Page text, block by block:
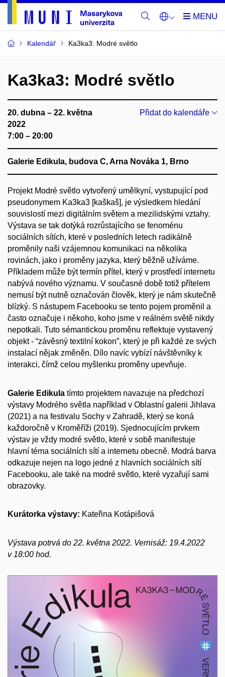
Kalendář Ka3ka3: Modré světlo
Ka3ka3: Modré světlo
20. dubna – 22. května
2022
7:00 – 20:00
Přidat do kalendáře
Galerie Edikula, budova C, Arna Nováka 1, Brno
Projekt Modré světlo vytvořený umělkyní, vystupující pod
pseudonymem Ka3ka3 [kaškaš], je výsledkem hledání
souvislostí mezi digitálním světem a mezilidskými vztahy.
Výstava se tak dotýká rozrůstajícího se fenoménu
sociálních sítích, které v posledních letech radikálně
proměnily naši vzájemnou komunikaci na několika
rovinách, jako i proměny jazyka, který běžně užíváme.
Příkladem může být termín přítel, který v prostředí internetu
nabývá nového významu. V současné době totiž přítelem
nemusí být nutně označován člověk, který je nám skutečně
blízký. S nástupem Facebooku se tento pojem proměnil a
často označuje i někoho, koho jsme v reálném světě nikdy
nepotkali. Tuto sémantickou proměnu reflektuje vystavený
objekt - “závěsný textilní kokon”, který je při každé ze svých
instalací nějak změněn. Dílo navíc vybízí návštěvníky k
interakci, čímž celou myšlenku proměny upevňuje.
Galerie Edikula tímto projektem navazuje na předchozí
výstavy Modrého světla například v Oblastní galerii Jihlava
(2021) a na festivalu Sochy v Zahradě, který se koná
každoročně v Kroměříži (2019). Sjednocujícím prvkem
výstav je vždy modré světlo, které v sobě manifestuje
hlavní téma sociálních sítí a internetu obecně. Modrá barva
odkazuje nejen na logo jedné z hlavních sociálních sítí
Facebooku, ale také na modré světlo, které vyzařují sami
obrazovky.
Kurátorka výstavy: Kateřina Kotápišová
Výstava potrvá do 22. května 2022. Vernisáž: 19.4.2022
v 18:00 hod.